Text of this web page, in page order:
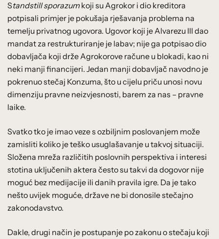
Standstill sporazum koji su Agrokor i dio kreditora
potpisali primjer je pokušaja rješavanja problema na
temelju privatnog ugovora. Ugovor koji je Alvarezu III dao
mandat za restrukturiranje je labav; nije ga potpisao dio
dobavljača koji drže Agrokorove račune u blokadi, kao ni
neki manji financijeri. Jedan manji dobavljač navodno je
pokrenuo stečaj Konzuma, što u cijelu priču unosi novu
dimenziju pravne neizvjesnosti, barem za nas – pravne
laike.
Svatko tko je imao veze s ozbiljnim poslovanjem može
zamisliti koliko je teško usuglašavanje u takvoj situaciji.
Složena mreža različitih poslovnih perspektiva i interesi
stotina uključenih aktera često su takvi da dogovor nije
moguć bez medijacije ili danih pravila igre. Da je tako
nešto uvijek moguće, države ne bi donosile stečajno
zakonodavstvo.
Dakle, drugi način je postupanje po zakonu o stečaju koji